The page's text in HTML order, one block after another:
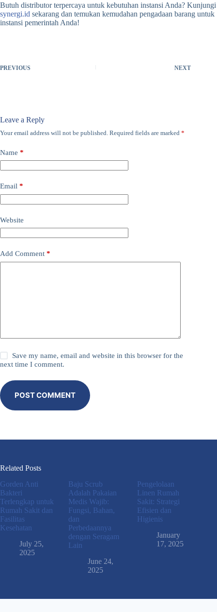
Butuh distributor terpercaya untuk kebutuhan instansi Anda? Kunjungi
synergi.id sekarang dan temukan kemudahan pengadaan barang untuk
instansi pemerintah Anda!
PREVIOUS NEXT
Leave a Reply
Your email address will not be published. Required fields are marked *
Name *
Email *
Website
Add Comment *
Save my name, email and website in this browser for the
next time I comment.
POST COMMENT
Related Posts
Gorden Anti
Bakteri
Terlengkap untuk
Rumah Sakit dan
Fasilitas
Kesehatan
July 25,
2025
Baju Scrub
Adalah Pakaian
Medis Wajib:
Fungsi, Bahan,
dan
Perbedaannya
dengan Seragam
Lain
June 24,
2025
Pengelolaan
Linen Rumah
Sakit: Strategi
Efisien dan
Higienis
January
17, 2025